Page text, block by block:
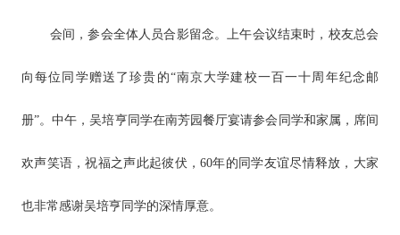
会间，参会全体人员合影留念。上午会议结束时，校友总会
向每位同学赠送了珍贵的“南京大学建校一百一十周年纪念邮
册”。中午，吴培亨同学在南芳园餐厅宴请参会同学和家属，席间
欢声笑语，祝福之声此起彼伏，60年的同学友谊尽情释放，大家
也非常感谢吴培亨同学的深情厚意。